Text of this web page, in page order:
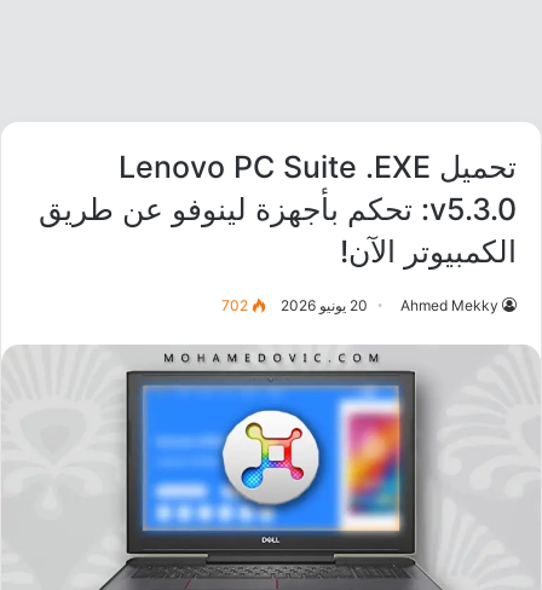
تحميل Lenovo PC Suite .EXE
v5.3.0: تحكم بأجهزة لينوفو عن طريق
الكمبيوتر الآن!
Ahmed Mekky 20 يونيو 2026 702